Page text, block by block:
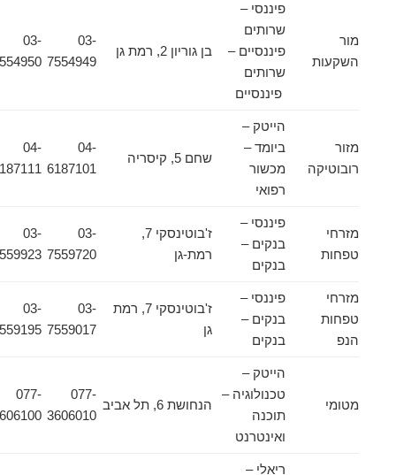
השקעות
פיננסי –
שרותים
פיננסיים –
שרותים
פיננסיים
בן גוריון 2, רמת גן
7554949
7554950
רובוטיקה
הייטק –
ביומד –
מכשור
רפואי
שחם 5, קיסריה
6187101
6187111
מזרחי
טפחות
פיננסי –
בנקים –
בנקים
ז'בוטינסקי 7,
רמת-גן
7559720
7559923
מזרחי
טפחות
פיננסי –
בנקים –
בנקים
ז'בוטינסקי 7, רמת
03-
7559017
7559195
מטומי
הייטק –
טכנולוגיה –
תוכנה
ואינטרנט
הנחושת 6, תל אביב
077-
3606010
077-
3606100
ריאלי –